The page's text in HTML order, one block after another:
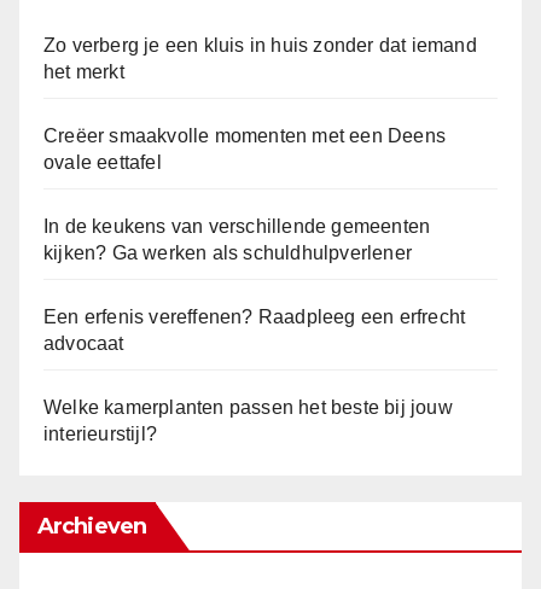
Zo verberg je een kluis in huis zonder dat iemand
het merkt
Creëer smaakvolle momenten met een Deens
ovale eettafel
In de keukens van verschillende gemeenten
kijken? Ga werken als schuldhulpverlener
Een erfenis vereffenen? Raadpleeg een erfrecht
advocaat
Welke kamerplanten passen het beste bij jouw
interieurstijl?
Archieven